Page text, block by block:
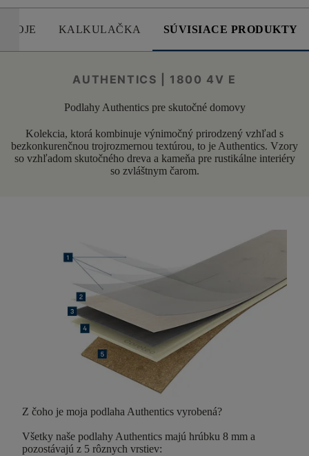
KALKULAČKA SÚVISIACE PRODUKTY
AUTHENTICS | 1800 4V E
Podlahy Authentics pre skutočné domovy
Kolekcia, ktorá kombinuje výnimočný prirodzený vzhľad s
bezkonkurenčnou trojrozmernou textúrou, to je Authentics. Vzory
so vzhľadom skutočného dreva a kameňa pre rustikálne interiéry
so zvláštnym čarom.
Z čoho je moja podlaha Authentics vyrobená?
Všetky naše podlahy Authentics majú hrúbku 8 mm a
pozostávajú z 5 rôznych vrstiev: